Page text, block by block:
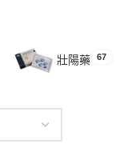
壯陽藥 67